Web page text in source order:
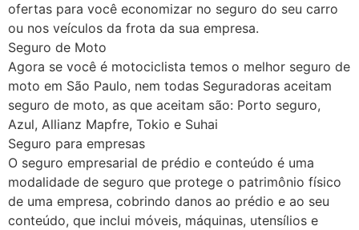
ofertas para você economizar no seguro do seu carro
ou nos veículos da frota da sua empresa.
Seguro de Moto
Agora se você é motociclista temos o melhor seguro de
moto em São Paulo, nem todas Seguradoras aceitam
seguro de moto, as que aceitam são: Porto seguro,
Azul, Allianz Mapfre, Tokio e Suhai
Seguro para empresas
O seguro empresarial de prédio e conteúdo é uma
modalidade de seguro que protege o patrimônio físico
de uma empresa, cobrindo danos ao prédio e ao seu
conteúdo, que inclui móveis, máquinas, utensílios e